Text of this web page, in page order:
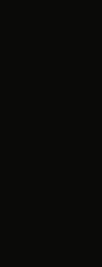
un nouvel onglet